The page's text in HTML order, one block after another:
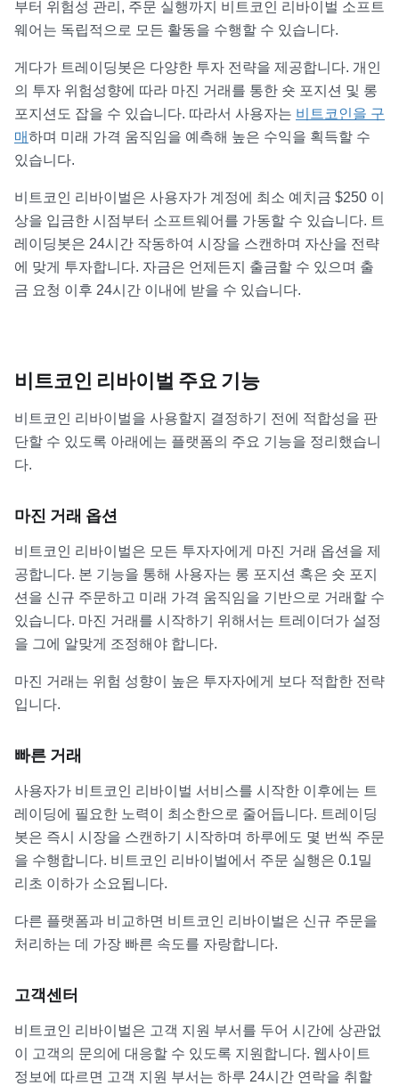
부터 위험성 관리, 주문 실행까지 비트코인 리바이벌 소프트
웨어는 독립적으로 모든 활동을 수행할 수 있습니다.
게다가 트레이딩봇은 다양한 투자 전략을 제공합니다. 개인
의 투자 위험성향에 따라 마진 거래를 통한 숏 포지션 및 롱
포지션도 잡을 수 있습니다. 따라서 사용자는 비트코인을 구
매하며 미래 가격 움직임을 예측해 높은 수익을 획득할 수
있습니다.
비트코인 리바이벌은 사용자가 계정에 최소 예치금 $250 이
상을 입금한 시점부터 소프트웨어를 가동할 수 있습니다. 트
레이딩봇은 24시간 작동하여 시장을 스캔하며 자산을 전략
에 맞게 투자합니다. 자금은 언제든지 출금할 수 있으며 출
금 요청 이후 24시간 이내에 받을 수 있습니다.
비트코인 리바이벌 주요 기능
비트코인 리바이벌을 사용할지 결정하기 전에 적합성을 판
단할 수 있도록 아래에는 플랫폼의 주요 기능을 정리했습니
다.
마진 거래 옵션
비트코인 리바이벌은 모든 투자자에게 마진 거래 옵션을 제
공합니다. 본 기능을 통해 사용자는 롱 포지션 혹은 숏 포지
션을 신규 주문하고 미래 가격 움직임을 기반으로 거래할 수
있습니다. 마진 거래를 시작하기 위해서는 트레이더가 설정
을 그에 알맞게 조정해야 합니다.
마진 거래는 위험 성향이 높은 투자자에게 보다 적합한 전략
입니다.
빠른 거래
사용자가 비트코인 리바이벌 서비스를 시작한 이후에는 트
레이딩에 필요한 노력이 최소한으로 줄어듭니다. 트레이딩
봇은 즉시 시장을 스캔하기 시작하며 하루에도 몇 번씩 주문
을 수행합니다. 비트코인 리바이벌에서 주문 실행은 0.1밀
리초 이하가 소요됩니다.
다른 플랫폼과 비교하면 비트코인 리바이벌은 신규 주문을
처리하는 데 가장 빠른 속도를 자랑합니다.
고객센터
비트코인 리바이벌은 고객 지원 부서를 두어 시간에 상관없
이 고객의 문의에 대응할 수 있도록 지원합니다. 웹사이트
정보에 따르면 고객 지원 부서는 하루 24시간 연락을 취할